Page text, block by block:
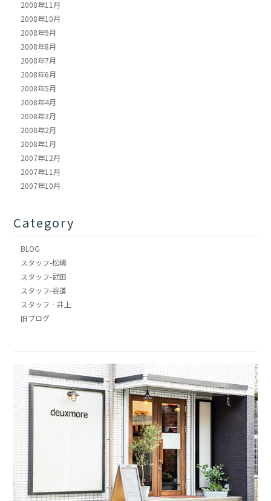
2008年11月
2008年10月
2008年9月
2008年8月
2008年7月
2008年6月
2008年5月
2008年4月
2008年3月
2008年2月
2008年1月
2007年12月
2007年11月
2007年10月
Category
BLOG
スタッフ-松嶋
スタッフ-武田
スタッフ-谷道
スタッフ‐井上
旧ブログ